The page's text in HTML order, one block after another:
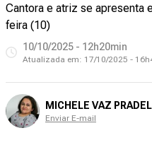
Cantora e atriz se apresenta
feira (10)
10/10/2025 - 12h20min
Atualizada em: 17/10/2025 -
MICHELE VAZ
Enviar E-mail